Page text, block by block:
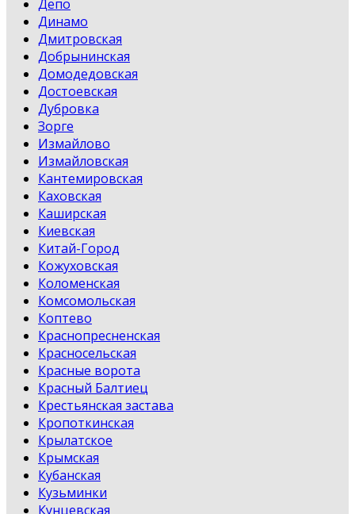
Депо
Динамо
Дмитровская
Добрынинская
Домодедовская
Достоевская
Дубровка
Зорге
Измайлово
Измайловская
Кантемировская
Каховская
Каширская
Киевская
Китай-Город
Кожуховская
Коломенская
Комсомольская
Коптево
Краснопресненская
Красносельская
Красные ворота
Красный Балтиец
Крестьянская застава
Кропоткинская
Крылатское
Крымская
Кубанская
Кузьминки
Кунцевская